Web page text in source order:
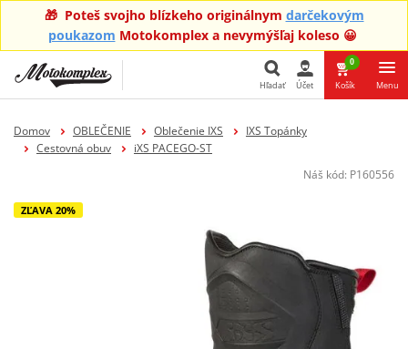
🎁 Poteš svojho blízkeho originálnym darčekovým
poukazom Motokomplex a nevymýšľaj koleso 😀
Hľadať Účet
0
Košík Menu
Domov OBLEČENIE Oblečenie IXS
IXS Topánky
Cestovná obuv
iXS PACEGO-ST
Náš kód: P160556
ZĽAVA 20%